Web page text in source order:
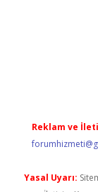
Reklam ve
Yasal Uyarı: